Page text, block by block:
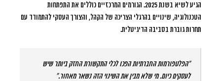
הגיע לשיא בשנת 2025. הגורמים המרכזיים כוללים את התפתחות
הטכנולוגיה, שינויים בהרגלי הצריכה של הקהל, והצורך העסקי להתמודד עם
תחרות גוברת בסביבה הדיגיטלית.
“הפלטפורמות החברתיות הפכו לכלי התקשורת החזק ביותר שיש
לעסקים כיום. מי שלא מבין את השינוי הזה נשאר מאחור.”